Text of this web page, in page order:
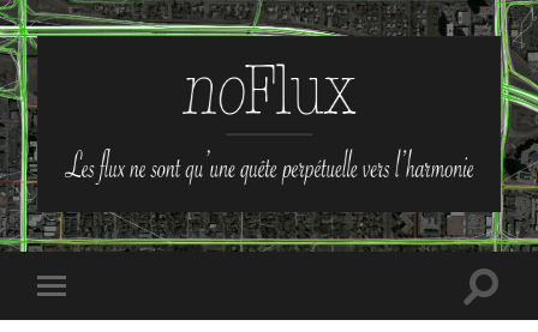
no-
Flux
Toggle
mobile
Toggle